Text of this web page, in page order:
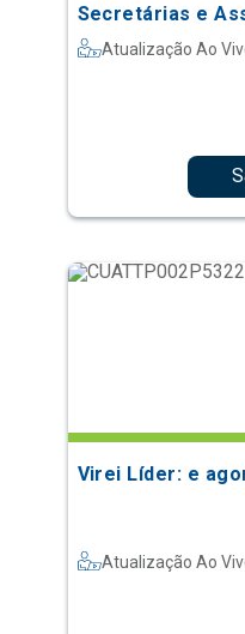
Secretárias e
Atualização Ao
Virei Líder: e
Atualização Ao